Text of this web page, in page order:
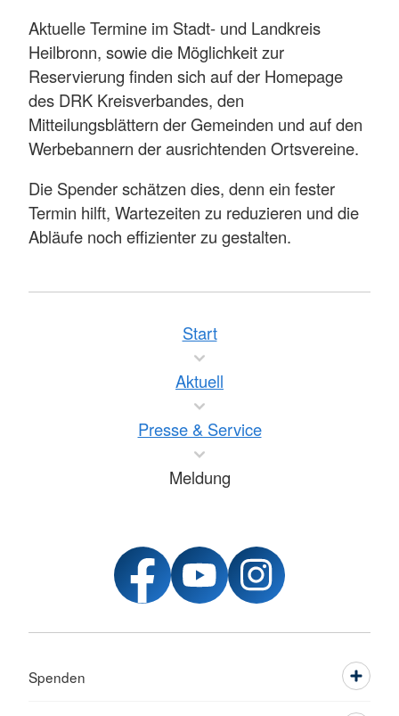
Aktuelle Termine im Stadt- und Landkreis
Heilbronn, sowie die Möglichkeit zur
Reservierung finden sich auf der Homepage
des DRK Kreisverbandes, den
Mitteilungsblättern der Gemeinden und auf den
Werbebannern der ausrichtenden Ortsvereine.
Die Spender schätzen dies, denn ein fester
Termin hilft, Wartezeiten zu reduzieren und die
Abläufe noch effizienter zu gestalten.
Start
Aktuell
Presse & Service
Meldung
Spenden